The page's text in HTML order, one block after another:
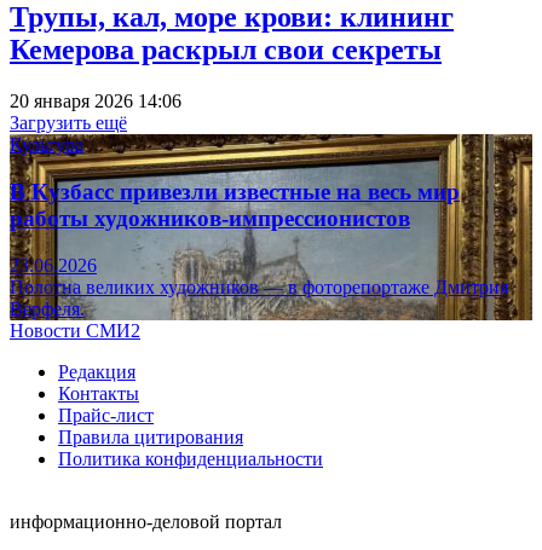
Трупы, кал, море крови: клининг
Кемерова раскрыл свои секреты
20 января 2026 14:06
Загрузить ещё
Культура
В Кузбасс привезли известные на весь мир
работы художников-импрессионистов
23.06.2026
Полотна великих художников — в фоторепортаже Дмитрия
Верфеля.
Новости СМИ2
Редакция
Контакты
Прайс-лист
Правила цитирования
Политика конфиденциальности
информационно-деловой портал